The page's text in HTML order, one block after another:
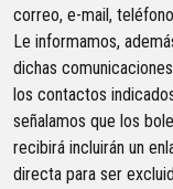
correo, e-mail,
Le informamos,
dichas
los contactos
señalamos que los
recibirá incluirán un
directa para ser